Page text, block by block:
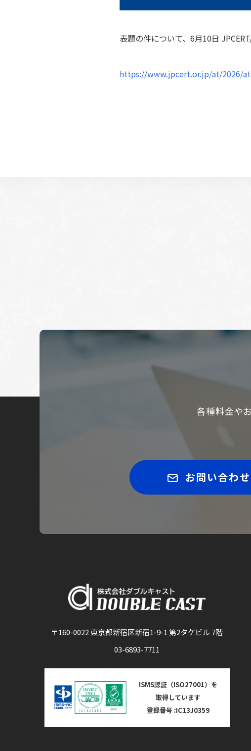
表題の件について、6月10日
https://www.jpcert.or.jp/at/2026/
各種料金や
お問い合わ
〒160-0022 東京都新宿区新宿1-9-1 第2タケビル 7階
03-6893-7711
ISMS認証（ISO27001）を
取得しています
登録番号 :IC13J0359